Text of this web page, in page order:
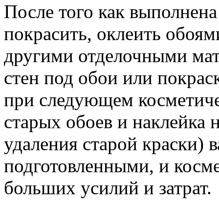
После того как
покрасить, оклеить
другими отделочными
стен под обои или
при следующем
старых обоев и наклейка
удаления старой
подготовленными, и
больших усилий и затрат.